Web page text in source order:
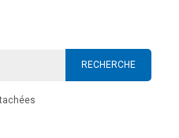
RECHERCHE